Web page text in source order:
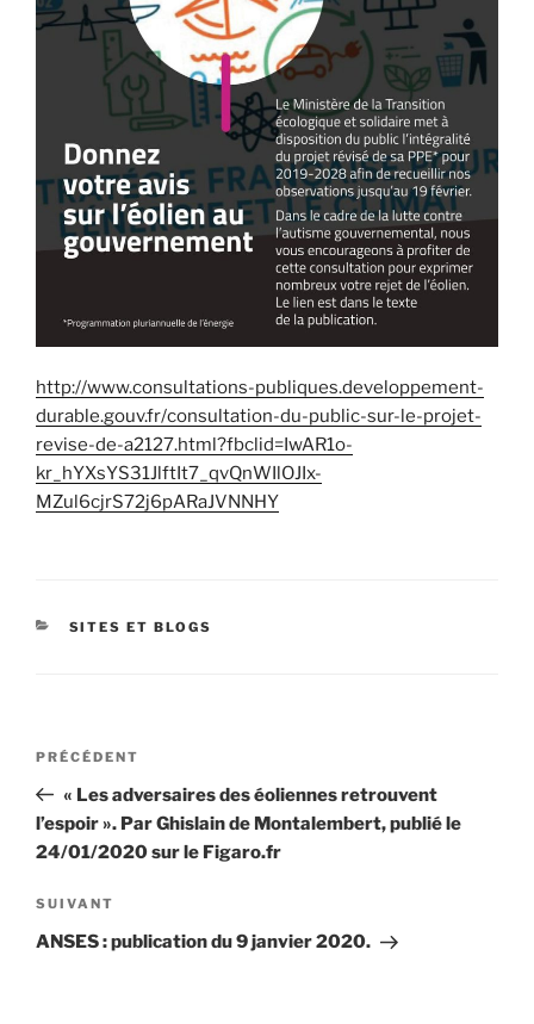
http://www.consultations-publiques.developpement-
durable.gouv.fr/consultation-du-public-sur-le-projet-
revise-de-a2127.html?fbclid=IwAR1o-
kr_hYXsYS31JlftIt7_qvQnWIlOJIx-
MZul6cjrS72j6pARaJVNNHY
CATÉGORIES
SITES ET BLOGS
Navigation
l’article
Article
précédent
PRÉCÉDENT
« Les adversaires des éoliennes retrouvent
l’espoir ». Par Ghislain de Montalembert, publié le
24/01/2020 sur le Figaro.fr
Article
suivant
SUIVANT
ANSES : publication du 9 janvier 2020.